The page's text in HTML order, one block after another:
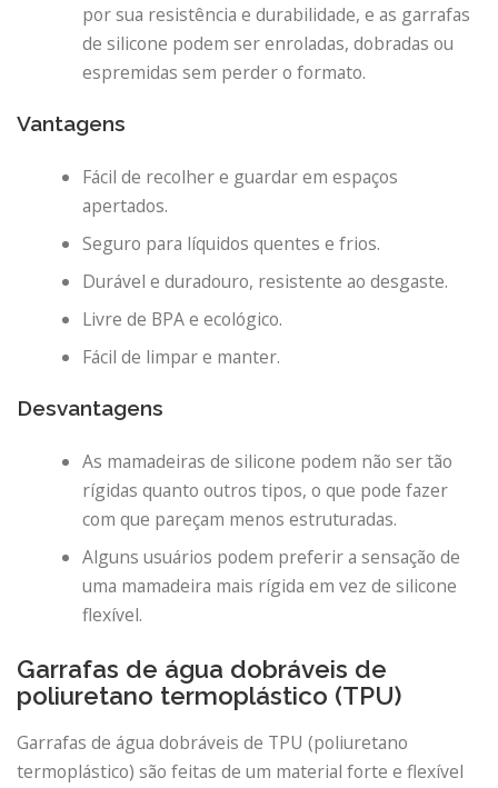
por sua resistência e durabilidade, e as garrafas
de silicone podem ser enroladas, dobradas ou
espremidas sem perder o formato.
Vantagens
Fácil de recolher e guardar em espaços
apertados.
Seguro para líquidos quentes e frios.
Durável e duradouro, resistente ao desgaste.
Livre de BPA e ecológico.
Fácil de limpar e manter.
Desvantagens
As mamadeiras de silicone podem não ser tão
rígidas quanto outros tipos, o que pode fazer
com que pareçam menos estruturadas.
Alguns usuários podem preferir a sensação de
uma mamadeira mais rígida em vez de silicone
flexível.
Garrafas de água dobráveis ​​de
poliuretano termoplástico (TPU)
Garrafas de água dobráveis ​​de TPU (poliuretano
termoplástico) são feitas de um material forte e flexível